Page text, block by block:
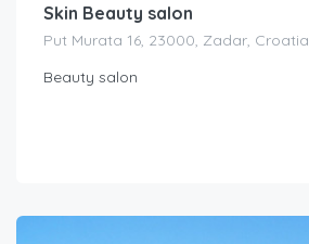
Skin Beauty salon
Put Murata 16, 23000, Zadar, Croatia
Beauty salon